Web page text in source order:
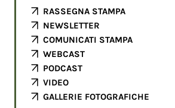
RASSEGNA STAMPA
NEWSLETTER
COMUNICATI STAMPA
WEBCAST
PODCAST
VIDEO
GALLERIE FOTOGRAFICHE